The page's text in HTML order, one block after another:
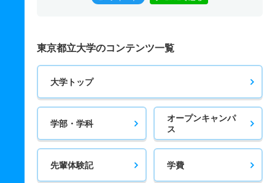
東京都立大学のコンテンツ一覧
大学トップ
学部・学科
オープンキャンパ
ス
先輩体験記 学費